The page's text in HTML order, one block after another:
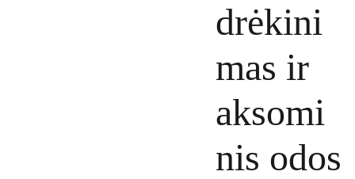
drėkini
mas ir
aksomi
nis odos